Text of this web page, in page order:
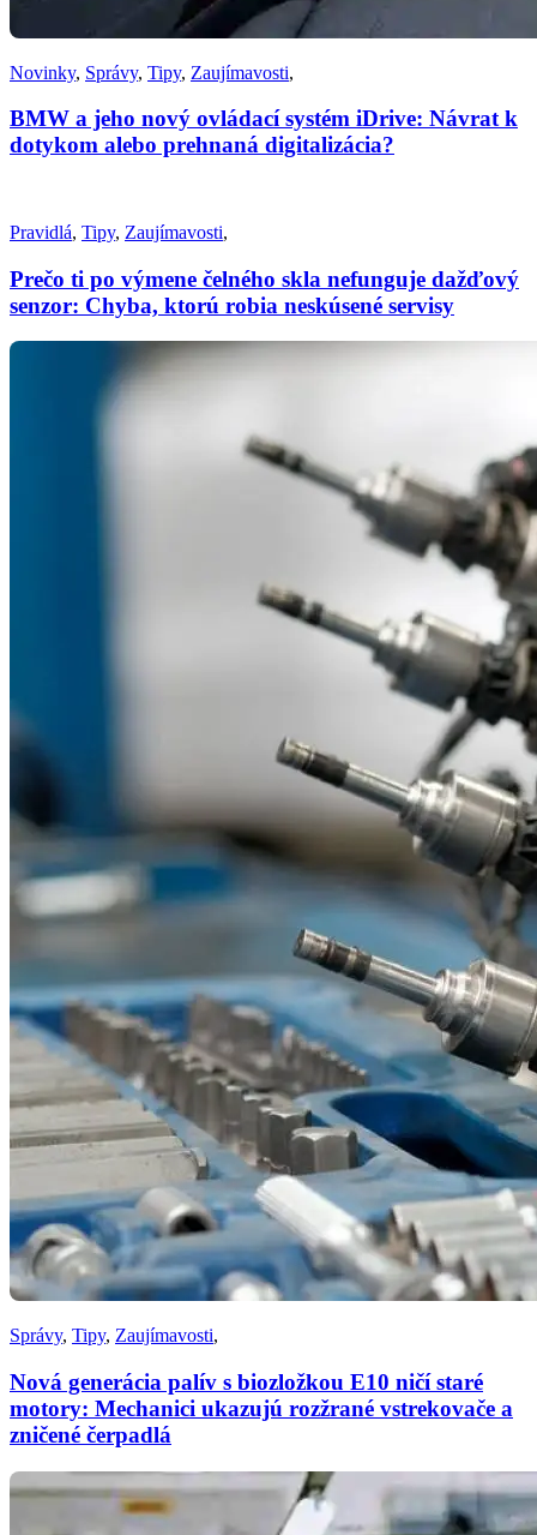
Novinky, Správy, Tipy, Zaujímavosti,
BMW a jeho nový ovládací systém iDrive: Návrat k
dotykom alebo prehnaná digitalizácia?
Pravidlá, Tipy, Zaujímavosti,
Prečo ti po výmene čelného skla nefunguje dažďový
senzor: Chyba, ktorú robia neskúsené servisy
Správy, Tipy, Zaujímavosti,
Nová generácia palív s biozložkou E10 ničí staré
motory: Mechanici ukazujú rozžrané vstrekovače a
zničené čerpadlá